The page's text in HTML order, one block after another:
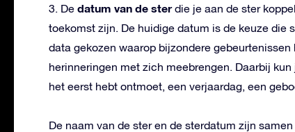
3. De datum van de sterdie je aan de ster
toekomst zijn. De huidige datum is de keuze die
data gekozen waarop bijzondere
herinneringen met zich meebrengen. Daarbij
het eerst hebt ontmoet, een verjaardag, een
De naam van de ster en de sterdatum zijn